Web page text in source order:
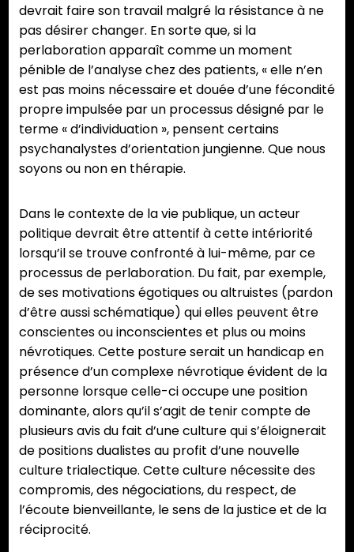
devrait faire son travail malgré la résistance à ne
pas désirer changer. En sorte que, si la
perlaboration apparaît comme un moment
pénible de l’analyse chez des patients, « elle n’en
est pas moins nécessaire et douée d’une fécondité
propre impulsée par un processus désigné par le
terme « d’individuation », pensent certains
psychanalystes d’orientation jungienne. Que nous
soyons ou non en thérapie.
Dans le contexte de la vie publique, un acteur
politique devrait être attentif à cette intériorité
lorsqu’il se trouve confronté à lui-même, par ce
processus de perlaboration. Du fait, par exemple,
de ses motivations égotiques ou altruistes (pardon
d’être aussi schématique) qui elles peuvent être
conscientes ou inconscientes et plus ou moins
névrotiques. Cette posture serait un handicap en
présence d’un complexe névrotique évident de la
personne lorsque celle-ci occupe une position
dominante, alors qu’il s’agit de tenir compte de
plusieurs avis du fait d’une culture qui s’éloignerait
de positions dualistes au profit d’une nouvelle
culture trialectique. Cette culture nécessite des
compromis, des négociations, du respect, de
l’écoute bienveillante, le sens de la justice et de la
réciprocité.